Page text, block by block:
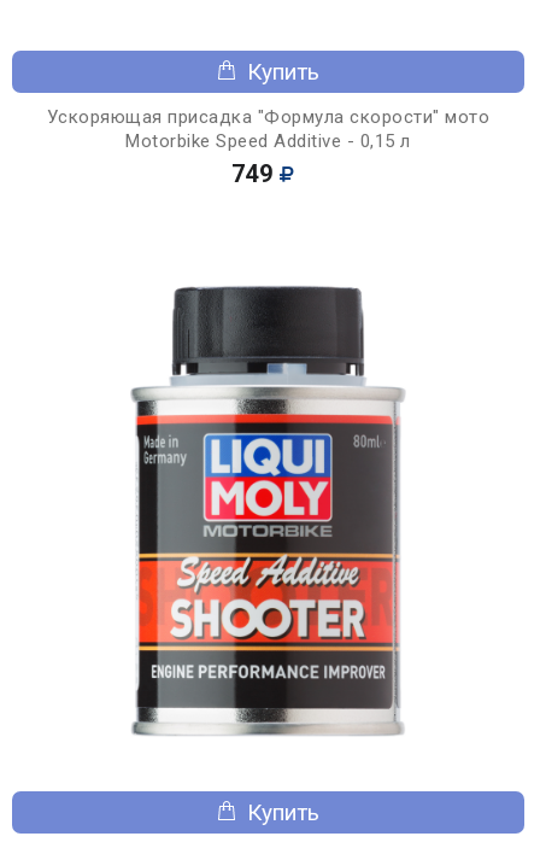
Купить
Ускоряющая присадка "Формула скорости" мото
Motorbike Speed Additive - 0,15 л
749
Купить